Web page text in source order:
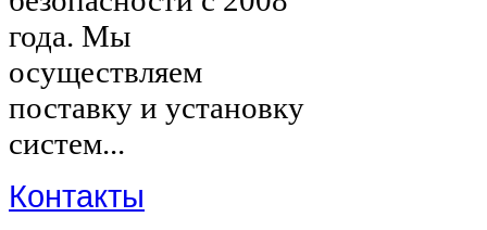
года. Мы
осуществляем
поставку и установку
систем...
Контакты